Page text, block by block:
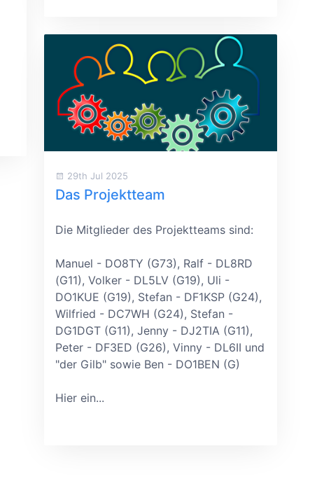
29th Jul 2025
Das Projektteam
Die Mitglieder des Projektteams sind:
Manuel - DO8TY (G73), Ralf - DL8RD
(G11), Volker - DL5LV (G19), Uli -
DO1KUE (G19), Stefan - DF1KSP (G24),
Wilfried - DC7WH (G24), Stefan -
DG1DGT (G11), Jenny - DJ2TIA (G11),
Peter - DF3ED (G26), Vinny - DL6II und
"der Gilb" sowie Ben - DO1BEN (G)
Hier ein...